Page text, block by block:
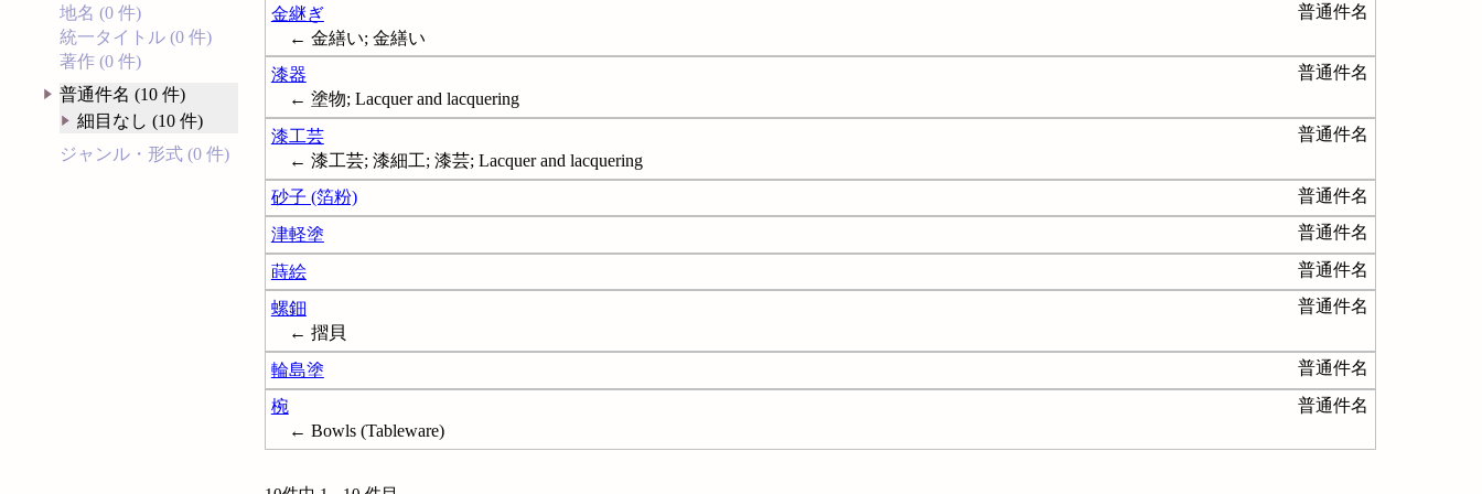
地名 (0 件)
統一タイトル (0 件)
著作 (0 件)
普通件名 (10 件)
細目なし (10 件)
ジャンル・形式 (0 件)
金継ぎ
普通件名
← 金繕い; 金繕い
漆器
普通件名
← 塗物; Lacquer and lacquering
漆工芸
普通件名
← 漆工芸; 漆細工; 漆芸; Lacquer and lacquering
砂子 (箔粉)
普通件名
津軽塗 普通件名
蒔絵 普通件名
螺鈿
普通件名
← 摺貝
輪島塗
普通件名
椀
普通件名
← Bowls (Tableware)